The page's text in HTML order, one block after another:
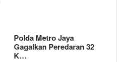
Polda Metro Jaya
Gagalkan Peredaran 32
K…